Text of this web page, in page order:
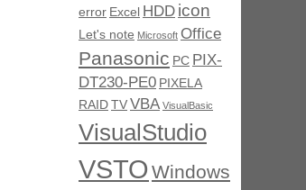
error Excel HDD icon
Let's note Microsoft Office
Panasonic PC PIX-
DT230-PE0 PIXELA
RAIDTVVBA VisualBasic
VisualStudio
VSTO Windows